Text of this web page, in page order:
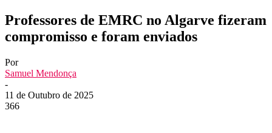
Professores de EMRC no Algarve fizeram
compromisso e foram enviados
Por
Samuel Mendonça
-
11 de Outubro de 2025
366